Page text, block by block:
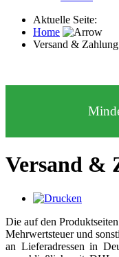
Aktuelle Seite:
Home
Versand & Zahlung
Versand &
Die auf den
Mehrwertsteuer und
an Lieferadressen in